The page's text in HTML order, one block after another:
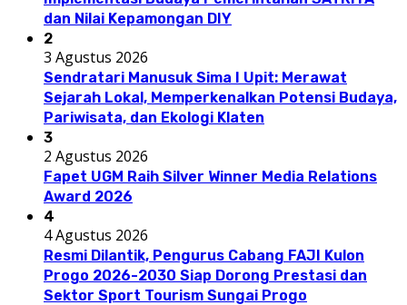
dan Nilai Kepamongan DIY
2
3 Agustus 2026
Sendratari Manusuk Sima I Upit: Merawat
Sejarah Lokal, Memperkenalkan Potensi Budaya,
Pariwisata, dan Ekologi Klaten
3
2 Agustus 2026
Fapet UGM Raih Silver Winner Media Relations
Award 2026
4
4 Agustus 2026
Resmi Dilantik, Pengurus Cabang FAJI Kulon
Progo 2026-2030 Siap Dorong Prestasi dan
Sektor Sport Tourism Sungai Progo